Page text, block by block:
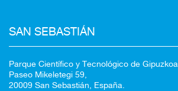
SAN SEBASTIÁN
Parque Científico y Tecnológico de Gipuzkoa
Paseo Mikeletegi 59,
20009 San Sebastián, España.